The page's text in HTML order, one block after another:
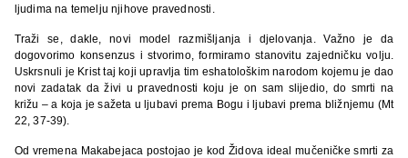
ljudima na temelju njihove pravednosti.
Traži se, dakle, novi model razmišljanja i djelovanja. Važno je da
dogovorimo konsenzus i stvorimo, formiramo stanovitu zajedničku volju.
Uskrsnuli je Krist taj koji upravlja tim eshatološkim narodom kojemu je dao
novi zadatak da živi u pravednosti koju je on sam slijedio, do smrti na
križu – a koja je sažeta u ljubavi prema Bogu i ljubavi prema bližnjemu (Mt
22, 37-39).
Od vremena Makabejaca postojao je kod Židova ideal mučeničke smrti za